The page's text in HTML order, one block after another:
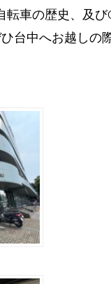
転車の歴史、及
台中へお越しの